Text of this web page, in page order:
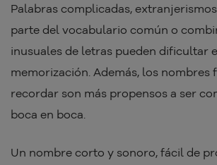
Palabras complicadas,
parte del vocabulario común o
inusuales de letras pueden dificultar
memorización. Además, los nombres
recordar son más propensos a ser
boca en boca.
Un nombre corto y sonoro, fácil de